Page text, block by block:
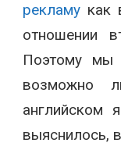
рекламукак
отношении
Поэтому мы
возможно
английском
выяснилось,